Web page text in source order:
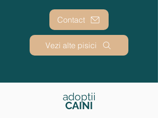
Contact
Vezi alte pisici
adoptii
CAINI